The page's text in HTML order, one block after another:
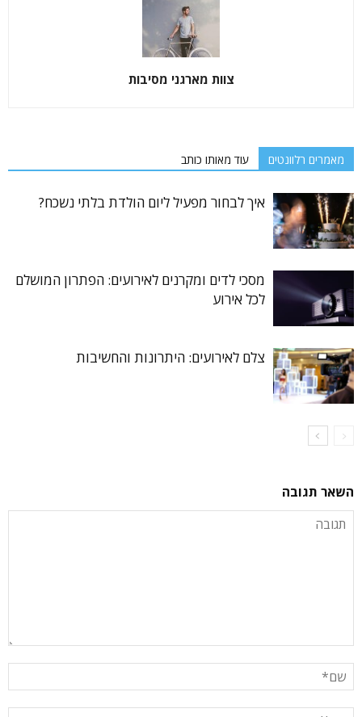
צוות מארגני מסיבות
מאמרים רלוונטים עוד מאותו כותב
איך לבחור מפעיל ליום הולדת בלתי נשכח?
מסכי לדים ומקרנים לאירועים: הפתרון המושלם
לכל אירוע
צלם לאירועים: היתרונות והחשיבות
השאר תגובה